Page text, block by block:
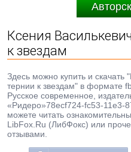
Ксения
к звездам
Здесь можно купить и скачать
тернии к звездам" в формате
Русское современное,
«Ридеро»78ecf724-fc53-11e3-
можете читать
LibFox.Ru (ЛибФокс) или
отзывами.